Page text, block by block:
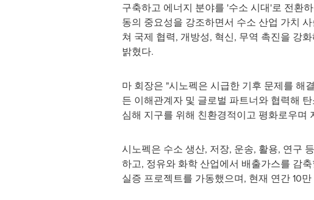
구축하고 에너지 분야를 '수소 시대'로 전환
동의 중요성을 강조하면서 수소 산업 가치
쳐 국제 협력, 개방성, 혁신, 무역 촉진을 강
밝혔다.
마 회장은 "시노펙은 시급한 기후 문제를 해
든 이해관계자 및 글로벌 파트너와 협력해
심해 지구를 위해 친환경적이고 평화로우며
시노펙은 수소 생산, 저장, 운송, 활용, 연구
하고, 정유와 화학 산업에서 배출가스를 감
실증 프로젝트를 가동했으며, 현재 연간 10